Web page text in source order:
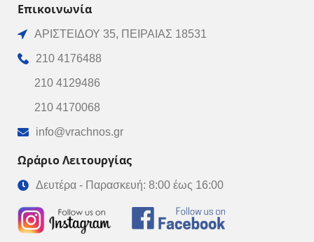
Επικοινωνία
ΑΡΙΣΤΕΙΔΟΥ 35, ΠΕΙΡΑΙΑΣ 18531
210 4176488
210 4129486
210 4170068
info@vrachnos.gr
Ωράριο Λειτουργίας
Δευτέρα - Παρασκευή: 8:00 έως 16:00